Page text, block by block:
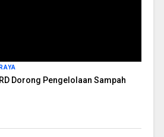
Dorong Pengelolaan Sampah